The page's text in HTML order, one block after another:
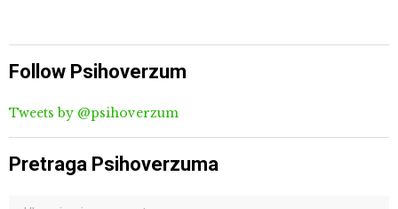
Follow Psihoverzum
Tweets by @psihoverzum
Pretraga Psihoverzuma